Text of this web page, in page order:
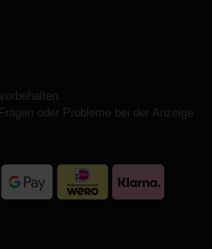
oder Probleme bei der Anzeige